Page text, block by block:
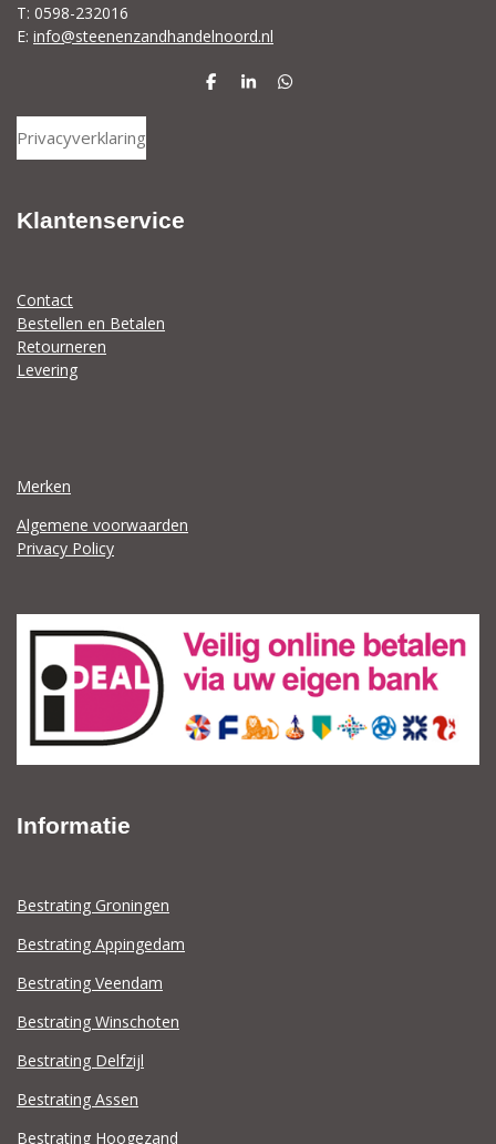
T: 0598-232016
E: info@steenenzandhandelnoord.nl
D
S
D
Privacyverklaring
Klantenservice
Contact
Bestellen en Betalen
Retourneren
Levering
Merken
Algemene voorwaarden
Privacy Policy
Informatie
Bestrating Groningen
Bestrating Appingedam
Bestrating Veendam
Bestrating Winschoten
Bestrating Delfzijl
Bestrating Assen
Bestrating Hoogezand